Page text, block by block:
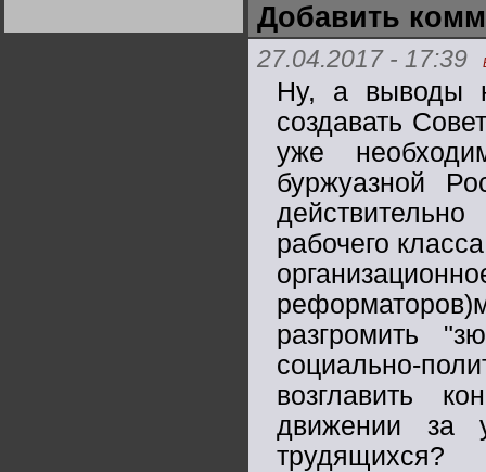
Добавить
27.04.2017 - 17:39
Ну, а выводы
создавать
уже
буржуазной
рабочего
разгромить
социально-
возглавить
движении за
трудящихся?